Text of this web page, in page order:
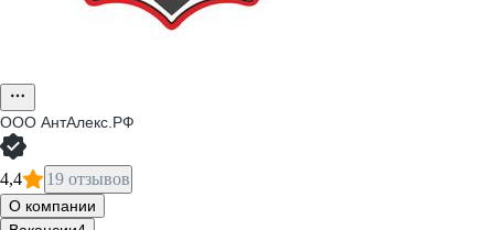
ООО АнтАлекс.РФ
4,4 19 отзывов
О компании